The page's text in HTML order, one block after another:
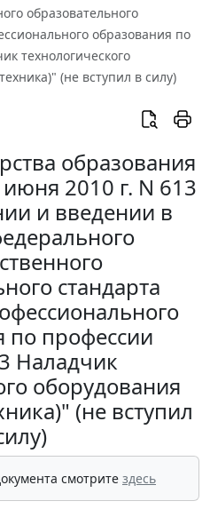
образовательного
образования по
технологического
(не вступил в силу)
образования
2010 г. N 613
и введении в
стандарта
по профессии
Наладчик
оборудования
(не вступил
смотрите здесь